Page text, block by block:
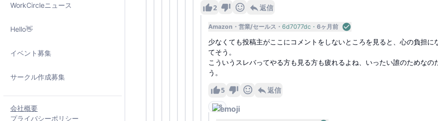
WorkCircleニュース
Hello👋
イベント募集
サークル作成募集
会社概要
プライバシーポリシー
2 返信
Amazon 営業/セールス 6d7077dc 6ヶ月前
少なくても投稿主がここにコメントをしないところを見ると、心の負担に
てそう。
こういうスレバってやる方も見る方も疲れるよね、いったい誰のためなの
う。
5 返信
8